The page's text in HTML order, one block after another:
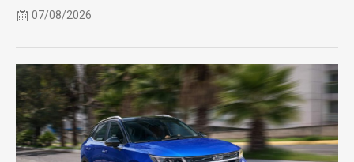
07/08/2026